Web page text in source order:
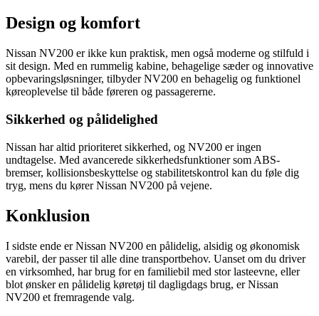
Design og komfort
Nissan NV200 er ikke kun praktisk, men også moderne og stilfuld i
sit design. Med en rummelig kabine, behagelige sæder og innovative
opbevaringsløsninger, tilbyder NV200 en behagelig og funktionel
køreoplevelse til både føreren og passagererne.
Sikkerhed og pålidelighed
Nissan har altid prioriteret sikkerhed, og NV200 er ingen
undtagelse. Med avancerede sikkerhedsfunktioner som ABS-
bremser, kollisionsbeskyttelse og stabilitetskontrol kan du føle dig
tryg, mens du kører Nissan NV200 på vejene.
Konklusion
I sidste ende er Nissan NV200 en pålidelig, alsidig og økonomisk
varebil, der passer til alle dine transportbehov. Uanset om du driver
en virksomhed, har brug for en familiebil med stor lasteevne, eller
blot ønsker en pålidelig køretøj til dagligdags brug, er Nissan
NV200 et fremragende valg.